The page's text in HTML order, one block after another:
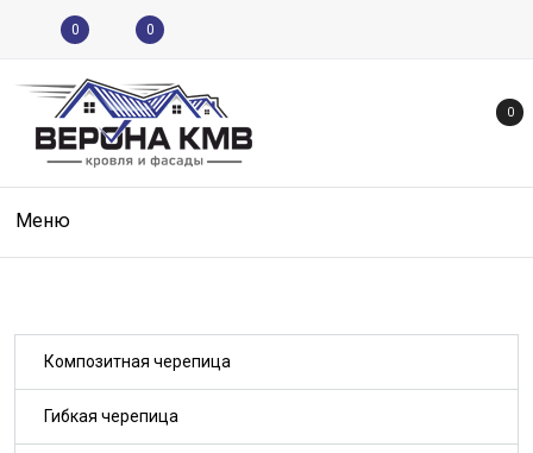
0 0
0
Меню
Композитная черепица
Гибкая черепица